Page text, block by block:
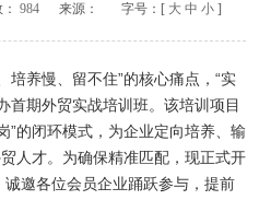
984来源： 字号：[ 大 中 小]
养慢、留不住”的核心痛点，“实
首期外贸实战培训班。该培训项目
”的闭环模式，为企业定向培养、输
人才。为确保精准匹配，现正式开
邀各位会员企业踊跃参与，提前